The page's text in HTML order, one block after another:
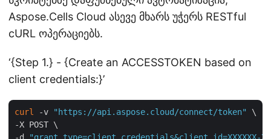
Aspose.Cells Cloud ასევე მხარს უჭერს RESTful
cURL ოპერაციებს.
‘{Step 1.} - {Create an ACCESSTOKEN based on
client credentials:}’
curl -v "https://api.aspose.cloud/connect/token"
\
-X POST \